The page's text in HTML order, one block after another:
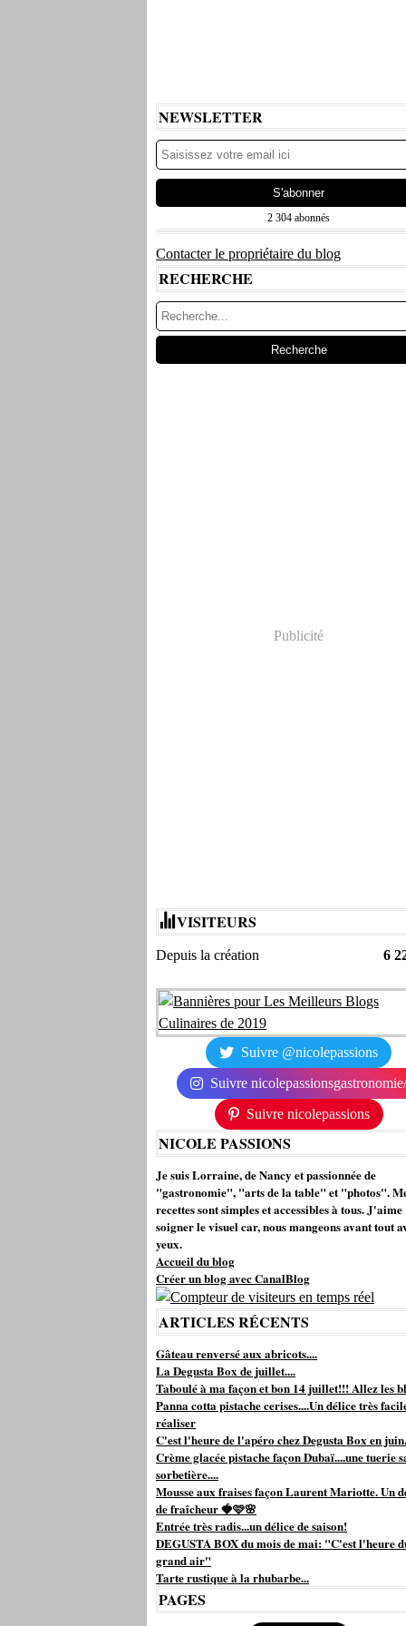
NEWSLETTER
2 304 abonnés
Contacter le propriétaire du blog
RECHERCHE
Publicité
VISITEURS
Depuis la création 6
Suivre @nicolepassions
Suivre nicolepassionsgastronomie/
Suivre nicolepassions
NICOLE PASSIONS
Je suis Lorraine, de Nancy et passionnée de
"gastronomie", "arts de la table" et "photos".
recettes sont simples et accessibles à tous. J'aime
soigner le visuel car, nous mangeons avant tout
yeux.
Accueil du blog
Créer un blog avec CanalBlog
ARTICLES RÉCENTS
Gâteau renversé aux abricots....
La Degusta Box de juillet....
Taboulé à ma façon et bon 14 juillet!!! Allez les
Panna cotta pistache cerises....Un délice très
réaliser
C'est l'heure de l'apéro chez Degusta Box en
Crème glacée pistache façon Dubaï....une tuerie
sorbetière....
Mousse aux fraises façon Laurent Mariotte. Un
de fraîcheur 🍓🩷🌸
Entrée très radis...un délice de saison!
DEGUSTA BOX du mois de mai: "C'est l'heure
grand air"
Tarte rustique à la rhubarbe...
PAGES